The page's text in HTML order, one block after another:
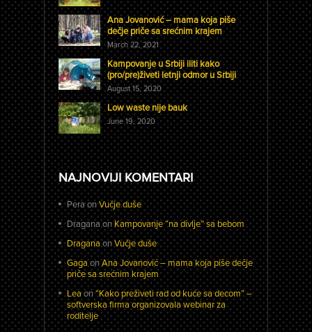
Ana Jovanović – mama koja piše
dečje priče sa srećnim krajem
March 22, 2021
Kampovanje u Srbiji iliti kako
(pro/pre)živeti letnji odmor u Srbiji
August 15, 2020
Low waste nije bauk
June 19, 2020
NAJNOVIJI KOMENTARI
PeraonVučje duše
DraganaonKampovanje “na divlje” sa bebom
DraganaonVučje duše
GagaonAna Jovanović – mama koja piše dečje
priče sa srećnim krajem
Leaon“Kako preživeti rad od kuće sa decom” –
softverska firma organizovala webinar za
roditelje